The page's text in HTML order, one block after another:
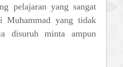
pelajaran yang sangat
Muhammad yang tidak
disuruh minta ampun